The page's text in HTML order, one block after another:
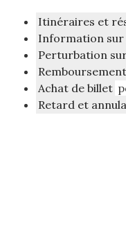
Itinéraires et
Information
Perturbation
Achat de billet
Retard et